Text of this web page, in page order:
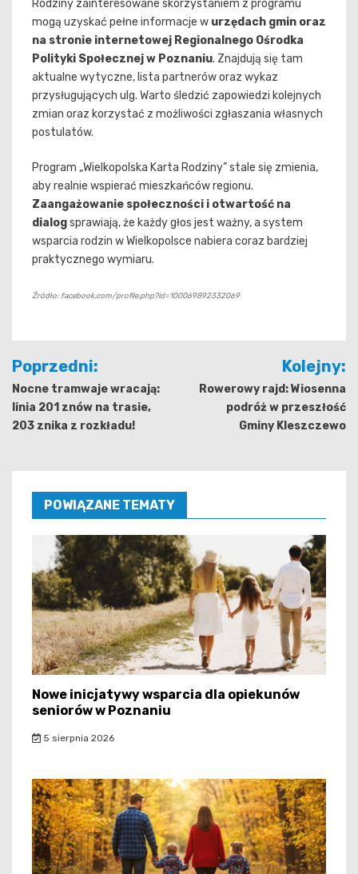
Rodziny zainteresowane skorzystaniem z programu
mogą uzyskać pełne informacje w urzędach gmin oraz
na stronie internetowej Regionalnego Ośrodka
Polityki Społecznej w Poznaniu. Znajdują się tam
aktualne wytyczne, lista partnerów oraz wykaz
przysługujących ulg. Warto śledzić zapowiedzi kolejnych
zmian oraz korzystać z możliwości zgłaszania własnych
postulatów.
Program „Wielkopolska Karta Rodziny” stale się zmienia,
aby realnie wspierać mieszkańców regionu.
Zaangażowanie społeczności i otwartość na
dialogsprawiają, że każdy głos jest ważny, a system
wsparcia rodzin w Wielkopolsce nabiera coraz bardziej
praktycznego wymiaru.
Źródło: facebook.com/profile.php?id=100069892332069
Nawigacja
wpisu
Poprzedni:
Nocne tramwaje wracają:
linia 201 znów na trasie,
203 znika z rozkładu!
Kolejny:
Rowerowy rajd: Wiosenna
podróż w przeszłość
Gminy Kleszczewo
POWIĄZANE TEMATY
Nowe inicjatywy wsparcia dla opiekunów
seniorów w Poznaniu
5 sierpnia 2026